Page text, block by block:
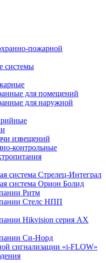
пожарной
системы
для помещений
для наружной
извещений
контрольные
система Стрелец-Интеграл
система Орион Болид
Ритм
Стелс НПП
Hikvision серия AX
Си-Норд
сигнализации «i-FLOW»